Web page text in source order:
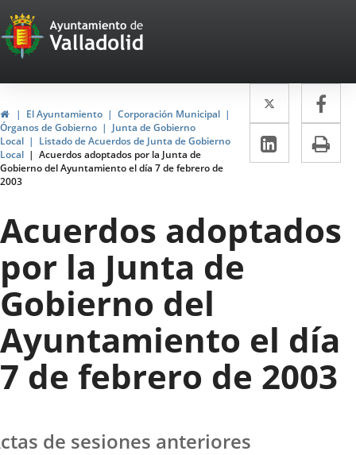
Portal
Web
del
Ayuntamiento
de
Valladolid
InicioEl Ayuntamiento
Corporación Municipal
Órganos de Gobierno
Junta de Gobierno
Local
Listado de Acuerdos de Junta de Gobierno
Local
Acuerdos adoptados por la Junta de
Gobierno del Ayuntamiento el día 7 de febrero de
2003
Twitter
Enlace
a
una
a
LinkedIn
Enlace
a
externa.
Acuerdos adoptados
por la Junta de
Gobierno del
Ayuntamiento el día
7 de febrero de 2003
de sesiones anteriores